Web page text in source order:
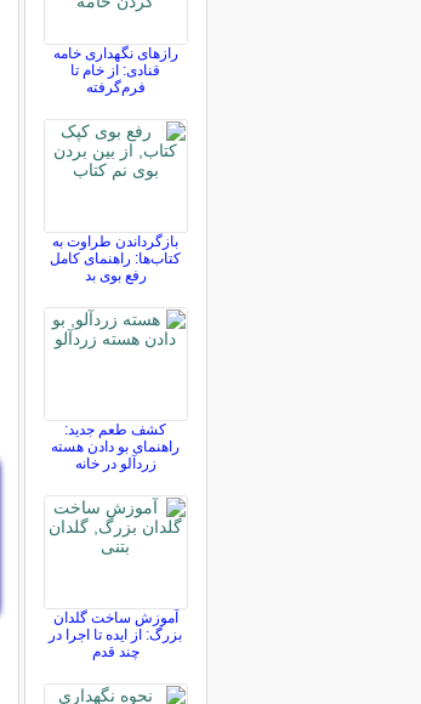
رازهای نگهداری خامه
قنادی: از خام تا
فرم‌گرفته
بازگرداندن طراوت به
کتاب‌ها: راهنمای کامل
رفع بوی بد
کشف طعم جدید:
راهنمای بو دادن هسته
زردآلو در خانه
آموزش ساخت گلدان
بزرگ: از ایده تا اجرا در
چند قدم